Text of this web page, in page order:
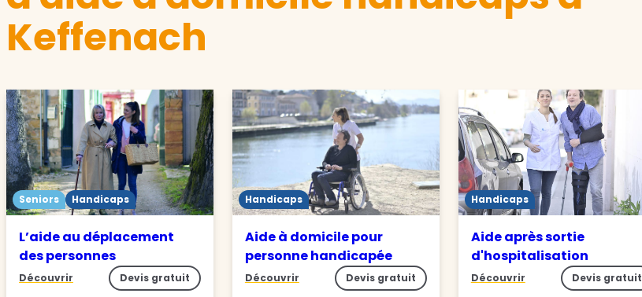
Keffenach
Seniors Handicaps
L’aide au déplacement
des personnes
Découvrir Devis gratuit
Handicaps
Aide à domicile pour
personne handicapée
Découvrir Devis gratuit
Handicaps
Aide après sortie
d'hospitalisation
Découvrir Devis gratuit